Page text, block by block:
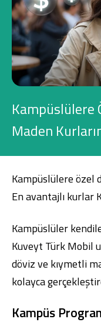
Araç Finansmanı
Konut Finansmanı
Yatırım Fonları
Ticari Kartlar
Tarım Finansmanı
Yatırım
Kampüslülere
Maden
Kampüslülere özel
En avantajlı kurlar
Kampüslüler
Kuveyt Türk Mobil
döviz ve kıymetli
kolayca
Kampüs